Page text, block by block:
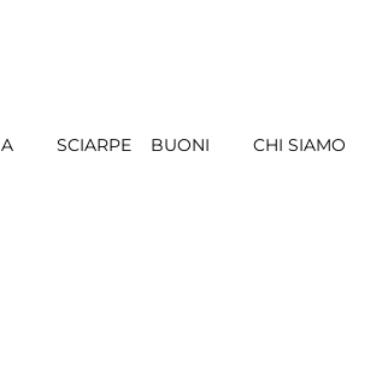
SCIARPE BUONI CHI SIAMO